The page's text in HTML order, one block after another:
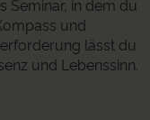
Seminar, in dem du
und
lässt du
und Lebenssinn.